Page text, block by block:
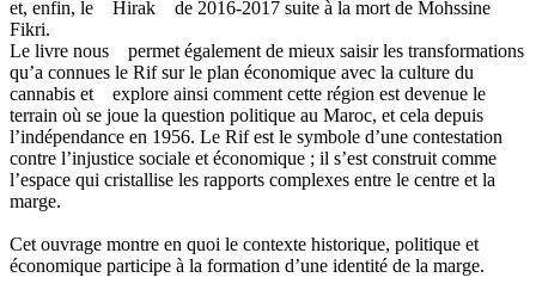
et, enfin, le Hirak de 2016-2017 suite à la mort de Mohssine
Fikri.
Le livre nous permet également de mieux saisir les transformations
qu’a connues le Rif sur le plan économique avec la culture du
cannabis et explore ainsi comment cette région est devenue le
terrain où se joue la question politique au Maroc, et cela depuis
l’indépendance en 1956. Le Rif est le symbole d’une contestation
contre l’injustice sociale et économique ; il s’est construit comme
l’espace qui cristallise les rapports complexes entre le centre et la
marge.
Cet ouvrage montre en quoi le contexte historique, politique et
économique participe à la formation d’une identité de la marge.